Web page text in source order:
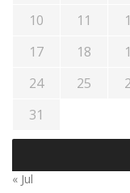
10
11
17
18
24
25
31
« Jul